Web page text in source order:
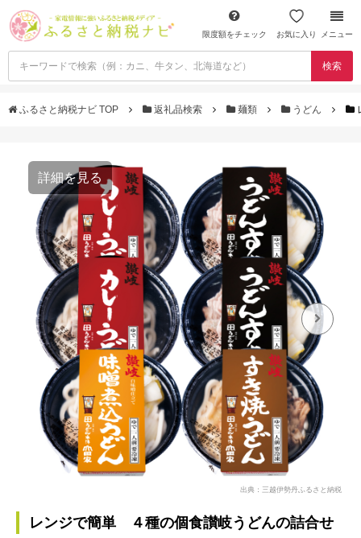
限度額をチェック お気に入り メニュー
検索
ふるさと納税ナビ TOP 返礼品検索 麺類 うどん
詳細を見る
出典：三越伊勢丹ふるさと納税
レンジで簡単 ４種の個食讃岐うどんの詰合せ